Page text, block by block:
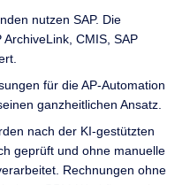
nutzen SAP. Die
CMIS, SAP
für die AP-Automation
ganzheitlichen Ansatz.
nach der KI-gestützten
geprüft und ohne manuelle
Rechnungen ohne